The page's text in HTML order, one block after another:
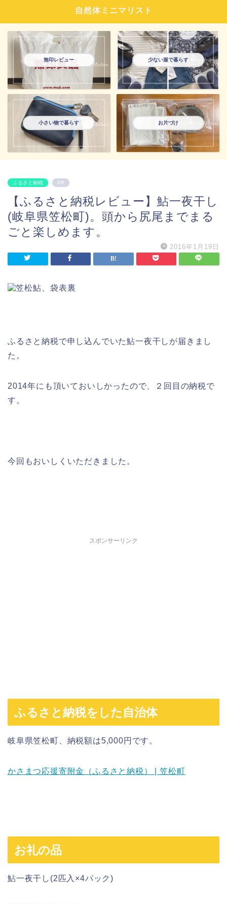
自然体ミニマリスト
無印レビュー 少ない服で暮らす
小さい物で暮らす お片づけ
ふるさと納税 PR
【ふるさと納税レビュー】鮎一夜干し
(岐阜県笠松町)。頭から尻尾までまる
ごと楽しめます。
2016年1月19日
ふるさと納税で申し込んでいた鮎一夜干しが届きまし
た。
2014年にも頂いておいしかったので、２回目の納税で
す。
今回もおいしくいただきました。
スポンサーリンク
ふるさと納税をした自治体
岐阜県笠松町、納税額は5,000円です。
かさまつ応援寄附金（ふるさと納税） | 笠松町
お礼の品
鮎一夜干し(2匹入×4パック)